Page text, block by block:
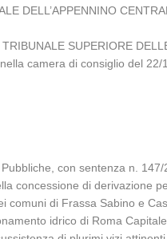
DELL’APPENNINO
SUPERIORE
camera di consiglio del 22/
con sentenza n.
concessione di derivazione
comuni di Frassa Sabino e
idrico di Roma Capitale.